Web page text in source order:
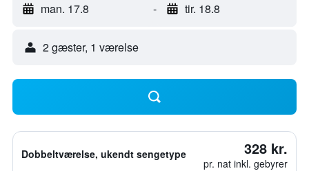
man. 17.8 - tir. 18.8
2 gæster, 1 værelse
Dobbeltværelse, ukendt sengetype 328 kr.
pr. nat inkl. gebyrer